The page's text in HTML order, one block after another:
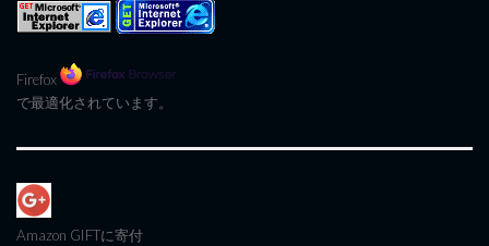
Firefox
で最適化されています。
Amazon GIFTに寄付